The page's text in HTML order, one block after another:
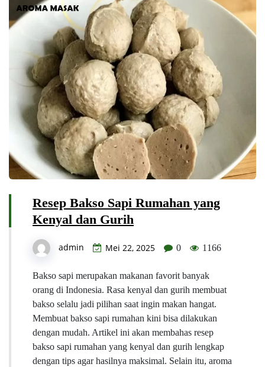
Resep Bakso Sapi Rumahan yang
Kenyal dan Gurih
admin Mei 22, 2025 0 1166
Bakso sapi merupakan makanan favorit banyak
orang di Indonesia. Rasa kenyal dan gurih membuat
bakso selalu jadi pilihan saat ingin makan hangat.
Membuat bakso sapi rumahan kini bisa dilakukan
dengan mudah. Artikel ini akan membahas resep
bakso sapi rumahan yang kenyal dan gurih lengkap
dengan tips agar hasilnya maksimal. Selain itu, aroma